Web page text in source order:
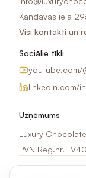
Kandavas iela
Visi kontakti un
Sociālie tīkli
youtube.com/
linkedin.com/
Uzņēmums
Luxury
PVN Reģ.nr.